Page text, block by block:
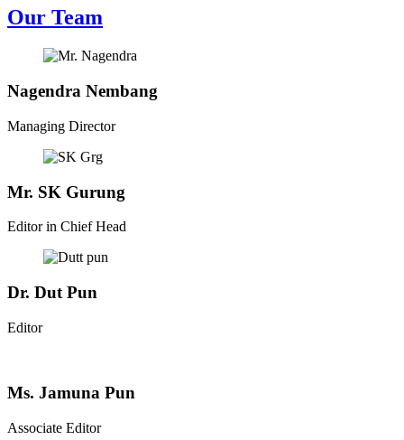
Our Team
Nagendra Nembang
Managing Director
Mr. SK Gurung
Editor in Chief Head
Dr. Dut Pun
Editor
Ms. Jamuna Pun
Associate Editor